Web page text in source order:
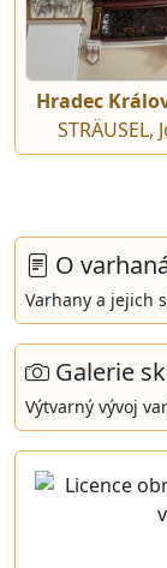
Hradec
STRÄUSEL,
O
Varhany a jejich
Galerie
Výtvarný vývoj